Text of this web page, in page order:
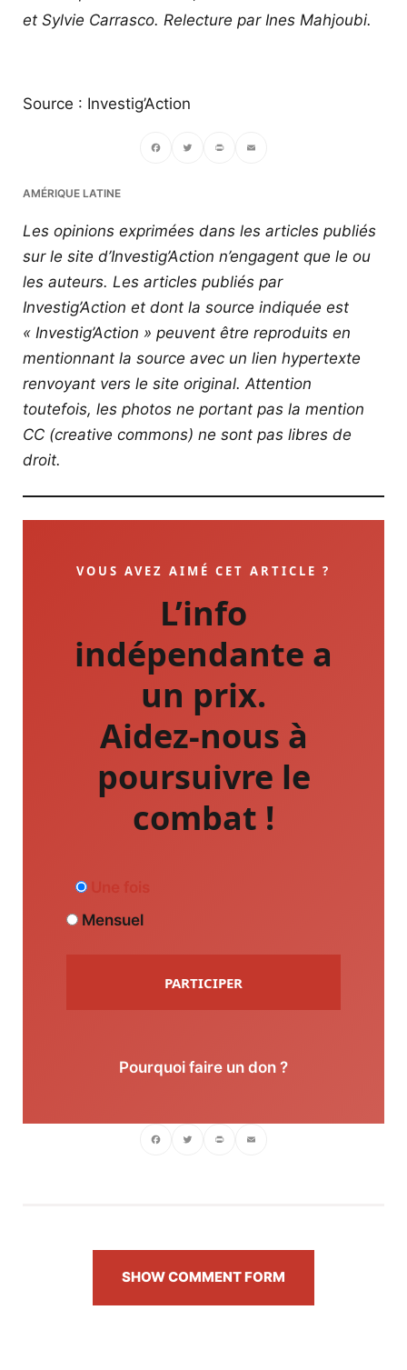
et Sylvie Carrasco. Relecture par Ines Mahjoubi.
Source : Investig’Action
AMÉRIQUE LATINE
Les opinions exprimées dans les articles publiés
sur le site d’Investig’Action n’engagent que le ou
les auteurs. Les articles publiés par
Investig’Action et dont la source indiquée est
« Investig’Action » peuvent être reproduits en
mentionnant la source avec un lien hypertexte
renvoyant vers le site original. Attention
toutefois, les photos ne portant pas la mention
CC (creative commons) ne sont pas libres de
droit.
VOUS AVEZ AIMÉ CET ARTICLE ?
L’info
indépendante a
un prix.
Aidez-nous à
poursuivre le
combat !
Mensuel
PARTICIPER
Pourquoi faire un don ?
SHOW COMMENT FORM